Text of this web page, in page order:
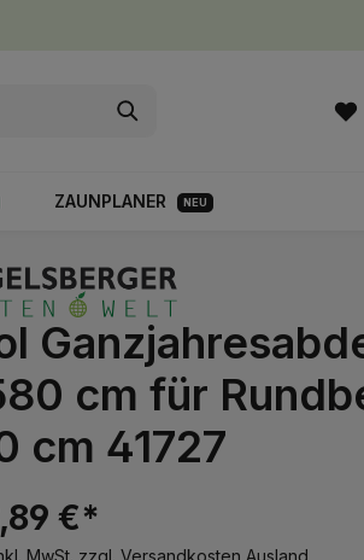
ZAUNPLANER NEU
cm für
cm 41727
€*
MwSt. zzgl. Versandkosten Ausland